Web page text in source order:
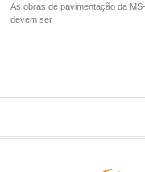
As obras de pavimentação da
devem ser